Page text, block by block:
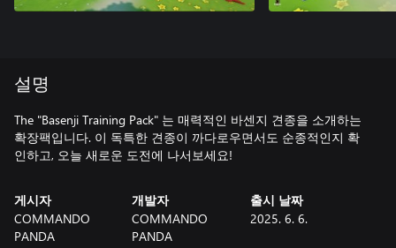
설명
The "Basenji Training Pack" 는 매력적인 바센지 견종을 소개하는
확장팩입니다. 이 독특한 견종이 까다로우면서도 순종적인지 확
인하고, 오늘 새로운 도전에 나서보세요!
게시자
COMMANDO
PANDA
개발자
COMMANDO
PANDA
출시 날짜
2025. 6. 6.